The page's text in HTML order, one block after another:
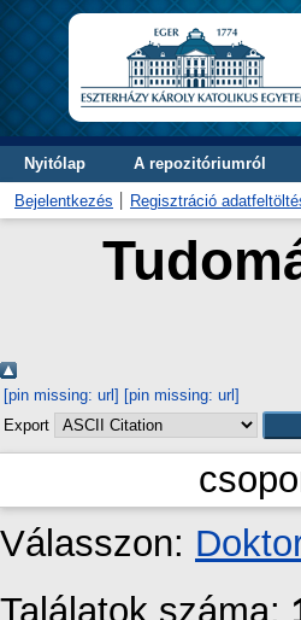
Nyitólap A repozitóriumról
Bejelentkezés Regisztráció
[pin missing: url] [pin missing: url]
Export
Válasszon:
Találatok száma: